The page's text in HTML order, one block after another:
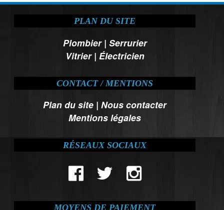
PLAN DU SITE
Plombier| Serrurier
Vitrier| Électricien
CONTACT / MENTIONS
Plan du site |Nous contacter
Mentions légales
RÉSEAUX SOCIAUX
MOYENS DE PAIEMENT